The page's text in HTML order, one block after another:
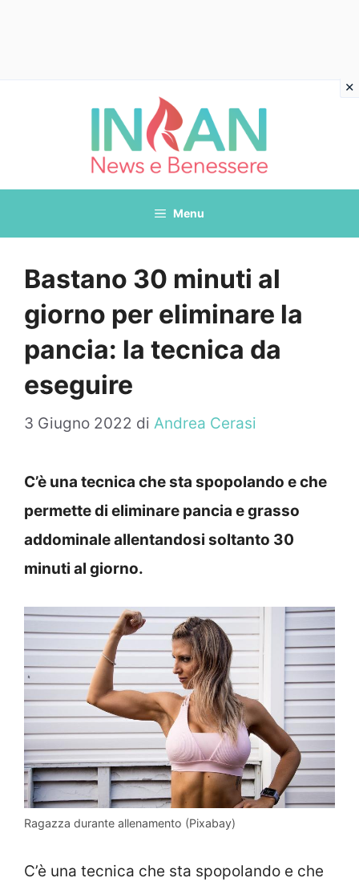
Menu
Bastano 30 minuti al
giorno per eliminare la
pancia: la tecnica da
eseguire
3 Giugno 2022 di Andrea Cerasi
C’è una tecnica che sta spopolando e che
permette di eliminare pancia e grasso
addominale allentandosi soltanto 30
minuti al giorno.
Ragazza durante allenamento (Pixabay)
C’è una tecnica che sta spopolando e che